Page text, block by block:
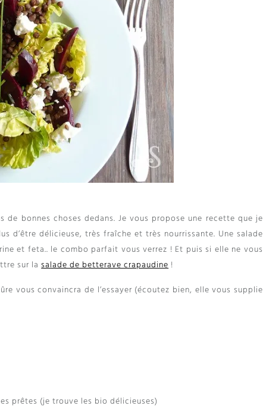
de bonnes choses dedans. Je vous propose une recette que je
d’être délicieuse, très fraîche et très nourrissante. Une salade
et feta.. le combo parfait vous verrez ! Et puis si elle ne vous
sur la salade de betterave crapaudine!
vous convaincra de l’essayer(écoutez bien, elle vous supplie
prêtes (je trouve les bio délicieuses)